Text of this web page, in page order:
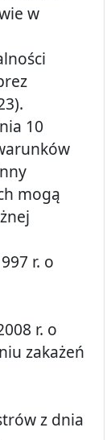
w
10
mogą
r. o
r. o
zakażeń
z dnia